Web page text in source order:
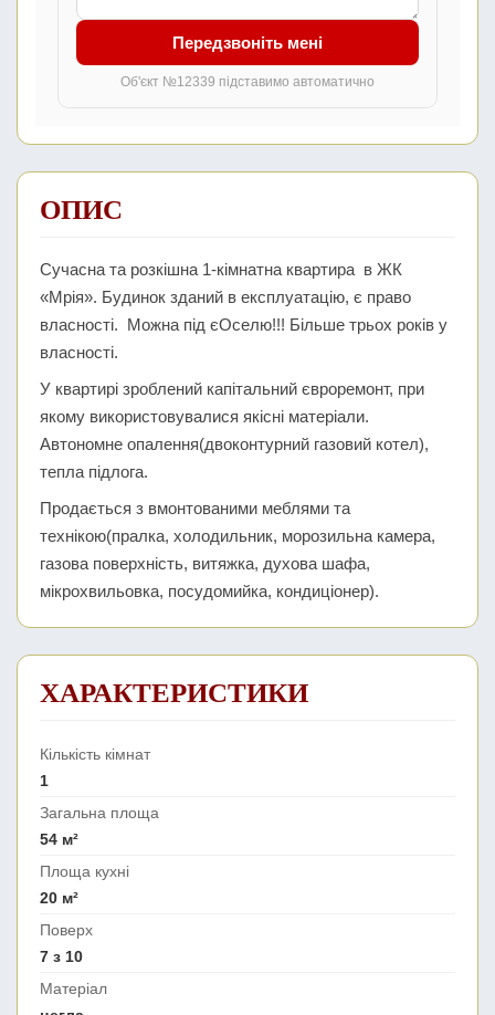
Передзвоніть мені
Об'єкт №12339 підставимо автоматично
ОПИС
Сучасна та розкішна 1-кімнатна квартира в ЖК
«Мрія». Будинок зданий в експлуатацію, є право
власності. Можна під єОселю!!! Більше трьох років у
власності.
У квартирі зроблений капітальний євроремонт, при
якому використовувалися якісні матеріали.
Автономне опалення(двоконтурний газовий котел),
тепла підлога.
Продається з вмонтованими меблями та
технікою(пралка, холодильник, морозильна камера,
газова поверхність, витяжка, духова шафа,
мікрохвильовка, посудомийка, кондиціонер).
ХАРАКТЕРИСТИКИ
Кількість кімнат
1
Загальна площа
54 м²
Площа кухні
20 м²
Поверх
7 з 10
Матеріал